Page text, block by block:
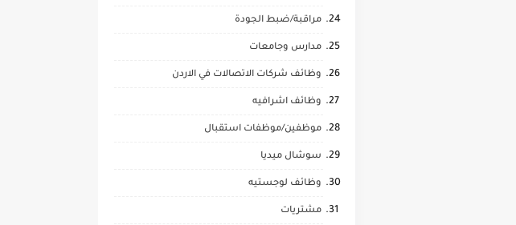
مراقبة/ضبط الجودة
مدارس وجامعات
وظائف شركات الاتصالات في الاردن
وظائف اشرافيه
موظفين/موظفات استقبال
سوشال ميديا
وظائف لوجستيه
مشتريات